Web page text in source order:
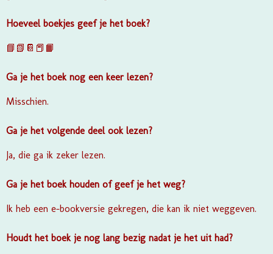
Hoeveel boekjes geef je het boek?
📘📗📔📕📙
Ga je het boek nog een keer lezen?
Misschien.
Ga je het volgende deel ook lezen?
Ja, die ga ik zeker lezen.
Ga je het boek houden of geef je het weg?
Ik heb een e-bookversie gekregen, die kan ik niet weggeven.
Houdt het boek je nog lang bezig nadat je het uit had?